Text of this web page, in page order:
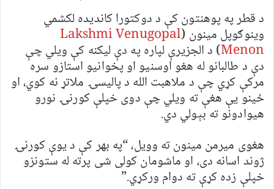
د قطر په پوهنتون کې د دوکتورا کاندیده لکشمي
وینوګوپل مینون (Lakshmi Venugopal
Menon) د الجزیرې لپاره په دې لیکنه کې ویلي چې
دې د طالبانو له هغو اوسنیو او پخوانیو استازو سره
مرکې کړي چې د ملاهبت الله د پالیسۍ ملاتړ نه کوي، او
ځینو یې هغې ته ویلي چې دوی خپلې کورنۍ نورو
هیوادونو ته بېولي دي.
هغوی میرمن مینون ته وویل، “په بهر کې د یوې کورنۍ
ژوند اسانه دی، او ماشومان کولی شی پرته له ستونزو
خپلې زده کړې ته دوام ورکړي.”